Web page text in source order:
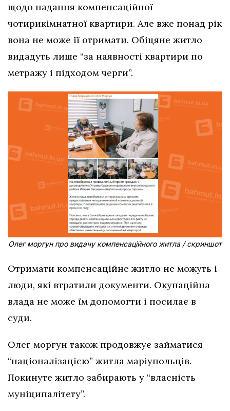
щодо надання компенсаційної
чотирикімнатної квартири. Але вже понад рік
вона не може її отримати. Обіцяне житло
видадуть лише “за наявності квартири по
метражу і підходом черги”.
Олег моргун про видачу компенсаційного житла / скриншот
Отримати компенсаційне житло не можуть і
люди, які втратили документи. Окупаційна
влада не може їм допомогти і посилає в
суди.
Олег моргун також продовжує займатися
“націоналізацією” житла маріупольців.
Покинуте житло забирають у “власність
муніципалітету”.